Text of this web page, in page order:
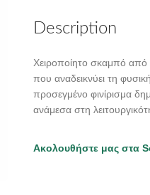
Description
Χειροποίητο σκαμπό από
που αναδεικνύει τη
προσεγμένο φινίρισμα
ανάμεσα στη
Ακολουθήστε μας στα